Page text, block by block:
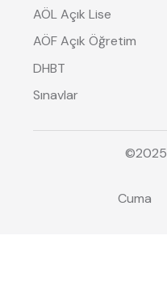
AÖL Açık Lise
AÖF Açık Öğretim
DHBT
Sınavlar
©2025
Cuma